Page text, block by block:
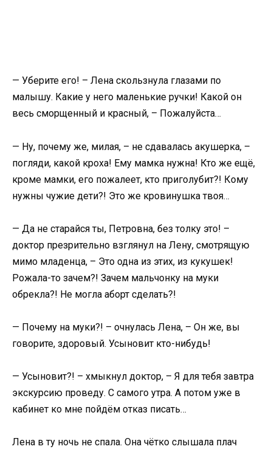
— Уберите его! – Лена скользнула глазами по
малышу. Какие у него маленькие ручки! Какой он
весь сморщенный и красный, – Пожалуйста…
— Ну, почему же, милая, – не сдавалась акушерка, –
погляди, какой кроха! Ему мамка нужна! Кто же ещё,
кроме мамки, его пожалеет, кто приголубит?! Кому
нужны чужие дети?! Это же кровинушка твоя…
— Да не старайся ты, Петровна, без толку это! –
доктор презрительно взглянул на Лену, смотрящую
мимо младенца, – Это одна из этих, из кукушек!
Рожала-то зачем?! Зачем мальчонку на муки
обрекла?! Не могла аборт сделать?!
— Почему на муки?! – очнулась Лена, – Он же, вы
говорите, здоровый. Усыновит кто-нибудь!
— Усыновит?! – хмыкнул доктор, – Я для тебя завтра
экскурсию проведу. С самого утра. А потом уже в
кабинет ко мне пойдём отказ писать…
Лена в ту ночь не спала. Она чётко слышала плач